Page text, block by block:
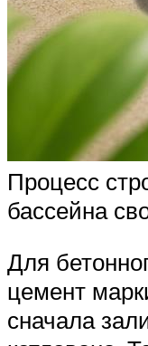
Процесс
бассейна
Для
цемент
сначала